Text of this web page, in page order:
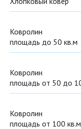
Ковролин
площадь до 50 кв.м
Ковролин
площадь от 50 до
Ковролин
площадь от 100 кв.м